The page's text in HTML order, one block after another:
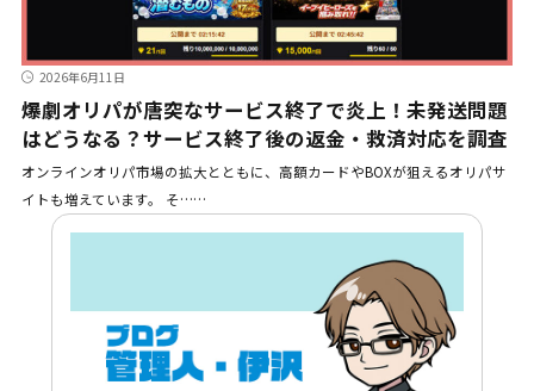
2026年6月11日
爆劇オリパが唐突なサービス終了で炎上！未発送問題
はどうなる？サービス終了後の返金・救済対応を調査
オンラインオリパ市場の拡大とともに、高額カードやBOXが狙えるオリパサ
イトも増えています。 そ……